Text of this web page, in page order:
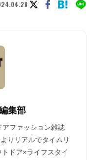
集部
アファッション雑誌
りリアルでタイムリ
ドア×ライフスタイ